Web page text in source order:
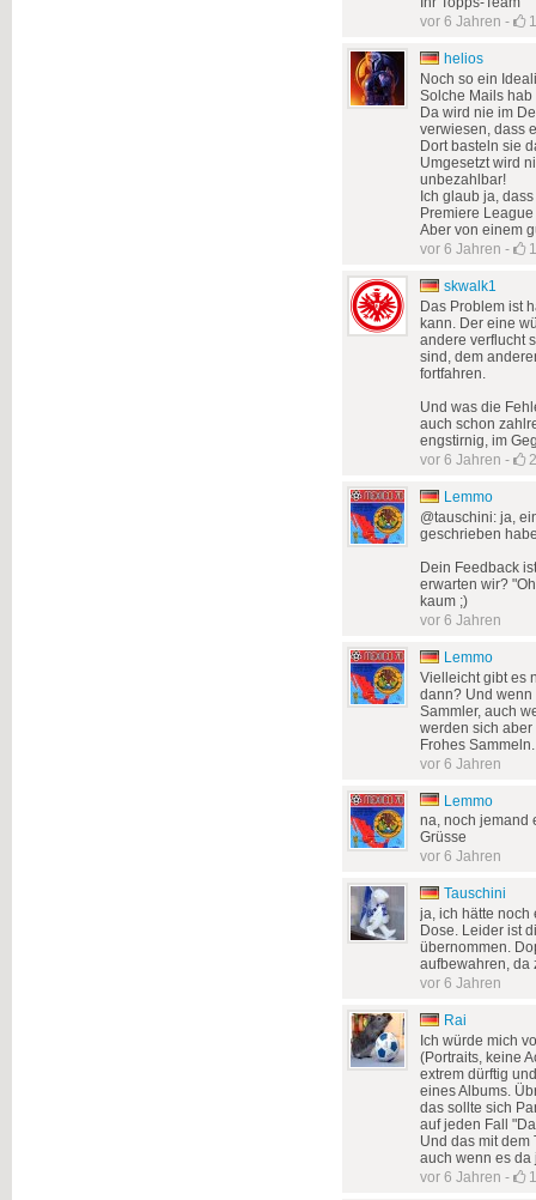
vor 6 Jahren - 1
helios
Noch so ein
Solche Mails
Da wird nie im
verwiesen, dass
Dort basteln sie
Umgesetzt wird
unbezahlbar!
Ich glaub ja,
Premiere
Aber von einem
vor 6 Jahren - 1
skwalk1
Das Problem ist
kann. Der eine
andere verflucht
sind, dem
fortfahren.
Und was die
auch schon
engstirnig, im
vor 6 Jahren - 2
Lemmo
@tauschini: ja,
geschrieben
Dein Feedback
erwarten wir?
kaum ;)
vor 6 Jahren
Lemmo
Vielleicht gibt es
dann? Und wenn
Sammler, auch
werden sich
Frohes
vor 6 Jahren
Lemmo
na, noch jemand
Grüsse
vor 6 Jahren
Tauschini
ja, ich hätte noch
Dose. Leider ist
übernommen.
aufbewahren, da
vor 6 Jahren
Rai
Ich würde mich
(Portraits, keine
extrem dürftig
eines Albums.
das sollte sich
auf jeden Fall
Und das mit dem
auch wenn es da
vor 6 Jahren - 1